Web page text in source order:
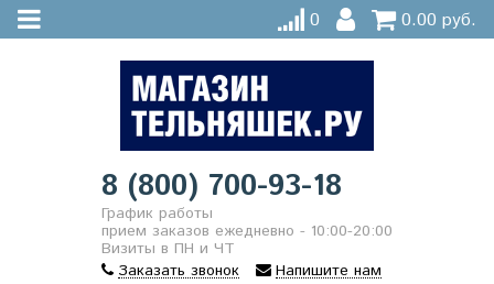
0 0.00 руб.
8 (800) 700-93-18
График работы
прием заказов ежедневно - 10:00-20:00
Визиты в ПН и ЧТ
Заказать звонок
Напишите нам